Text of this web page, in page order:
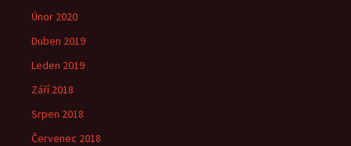
Únor 2020
Duben 2019
Leden 2019
Září 2018
Srpen 2018
Červenec 2018